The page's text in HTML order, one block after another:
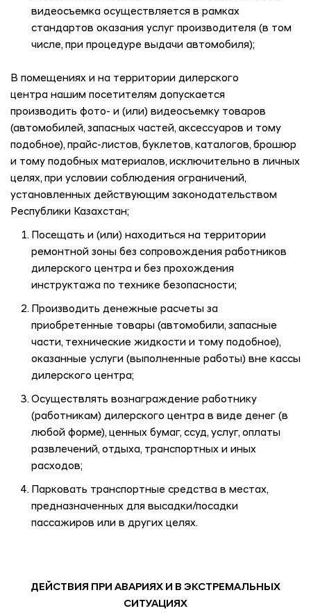
видеосъемка осуществляется в рамках
стандартов оказания услуг производителя (в том
числе, при процедуре выдачи автомобиля);
В помещениях и на территории дилерского
центра нашим посетителям допускается
производить фото- и (или) видеосъемку товаров
(автомобилей, запасных частей, аксессуаров и тому
подобное), прайс-листов, буклетов, каталогов, брошюр
и тому подобных материалов, исключительно в личных
целях, при условии соблюдения ограничений,
установленных действующим законодательством
Республики Казахстан;
Посещать и (или) находиться на территории
ремонтной зоны без сопровождения работников
дилерского центра и без прохождения
инструктажа по технике безопасности;
Производить денежные расчеты за
приобретенные товары (автомобили, запасные
части, технические жидкости и тому подобное),
оказанные услуги (выполненные работы) вне кассы
дилерского центра;
Осуществлять вознаграждение работнику
(работникам) дилерского центра в виде денег (в
любой форме), ценных бумаг, ссуд, услуг, оплаты
развлечений, отдыха, транспортных и иных
расходов;
Парковать транспортные средства в местах,
предназначенных для высадки/посадки
пассажиров или в других целях.
ДЕЙСТВИЯ ПРИ АВАРИЯХ И В ЭКСТРЕМАЛЬНЫХ
СИТУАЦИЯХ